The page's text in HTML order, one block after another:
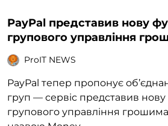
PayPal представив нову
групового управління
ProIT NEWS
PayPal тепер пропонує
груп — сервіс представив
групового управління